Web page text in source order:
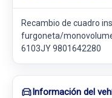
Recambio de cuadro
furgoneta/
6103JY 9801642280
Información del